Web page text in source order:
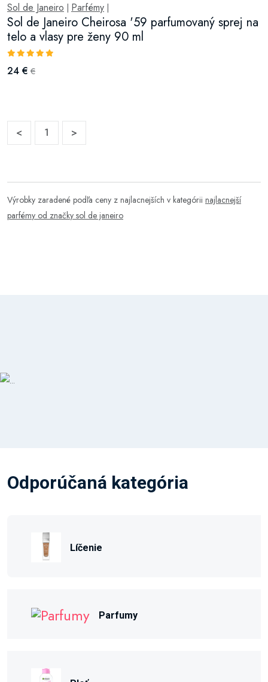
Sol de Janeiro Parfémy
Sol de Janeiro Cheirosa '59 parfumovaný sprej na
telo a vlasy pre ženy 90 ml
24 € €
< 1 >
Výrobky zaradené podľa ceny z najlacnejších v kategórii najlacnejší
parfémy od značky sol de janeiro
Odporúčaná kategória
Líčenie
Parfumy